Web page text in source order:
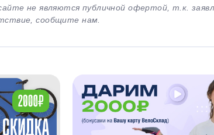
не являются публичной офертой, т.к.
сообщите нам.